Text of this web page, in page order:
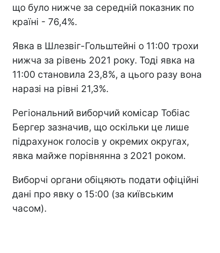
що було нижче за середній показник по
країні - 76,4%.
Явка в Шлезвіг-Гольштейні о 11:00 трохи
нижча за рівень 2021 року. Тоді явка на
11:00 становила 23,8%, а цього разу вона
наразі на рівні 21,3%.
Регіональний виборчий комісар Тобіас
Бергер зазначив, що оскільки це лише
підрахунок голосів у окремих округах,
явка майже порівнянна з 2021 роком.
Виборчі органи обіцяють подати офіційні
дані про явку о 15:00 (за київським
часом).